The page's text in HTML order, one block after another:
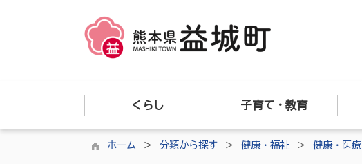
くらし 子育て・教育
ホーム 分類から探す 健康・福祉 健康・医療